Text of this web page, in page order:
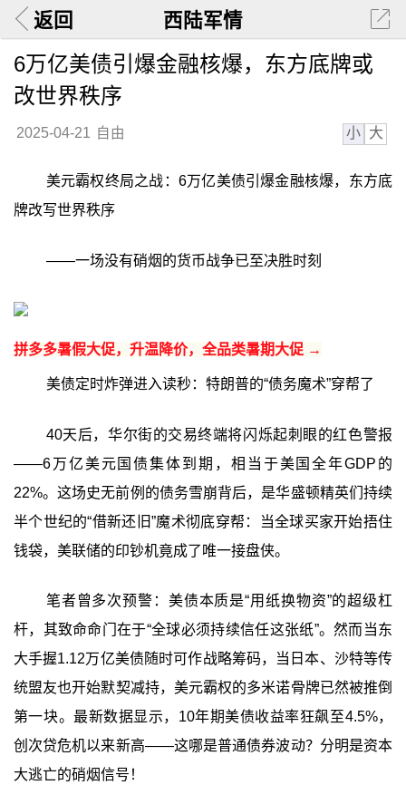
返回 西陆军情
6万亿美债引爆金融核爆，东方底牌或
改世界秩序
2025-04-21 自由 小 大
美元霸权终局之战：6万亿美债引爆金融核爆，东方底
牌改写世界秩序
——一场没有硝烟的货币战争已至决胜时刻
拼多多暑假大促，升温降价，全品类暑期大促 →
美债定时炸弹进入读秒：特朗普的“债务魔术”穿帮了
40天后，华尔街的交易终端将闪烁起刺眼的红色警报
——6万亿美元国债集体到期，相当于美国全年GDP的
22%。这场史无前例的债务雪崩背后，是华盛顿精英们持续
半个世纪的“借新还旧”魔术彻底穿帮：当全球买家开始捂住
钱袋，美联储的印钞机竟成了唯一接盘侠。
笔者曾多次预警：美债本质是“用纸换物资”的超级杠
杆，其致命命门在于“全球必须持续信任这张纸”。然而当东
大手握1.12万亿美债随时可作战略筹码，当日本、沙特等传
统盟友也开始默契减持，美元霸权的多米诺骨牌已然被推倒
第一块。最新数据显示，10年期美债收益率狂飙至4.5%，
创次贷危机以来新高——这哪是普通债券波动？分明是资本
大逃亡的硝烟信号！